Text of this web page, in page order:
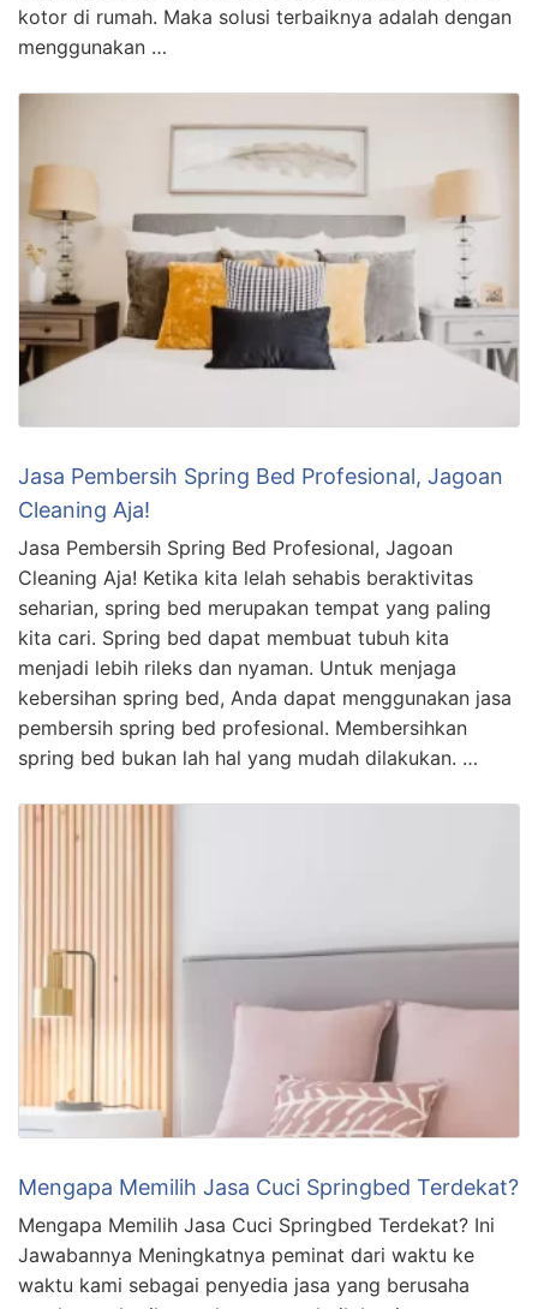
kotor di rumah. Maka solusi terbaiknya adalah dengan
menggunakan …
Jasa Pembersih Spring Bed Profesional, Jagoan
Cleaning Aja!
Jasa Pembersih Spring Bed Profesional, Jagoan
Cleaning Aja! Ketika kita lelah sehabis beraktivitas
seharian, spring bed merupakan tempat yang paling
kita cari. Spring bed dapat membuat tubuh kita
menjadi lebih rileks dan nyaman. Untuk menjaga
kebersihan spring bed, Anda dapat menggunakan jasa
pembersih spring bed profesional. Membersihkan
spring bed bukan lah hal yang mudah dilakukan. …
Mengapa Memilih Jasa Cuci Springbed Terdekat?
Mengapa Memilih Jasa Cuci Springbed Terdekat? Ini
Jawabannya Meningkatnya peminat dari waktu ke
waktu kami sebagai penyedia jasa yang berusaha